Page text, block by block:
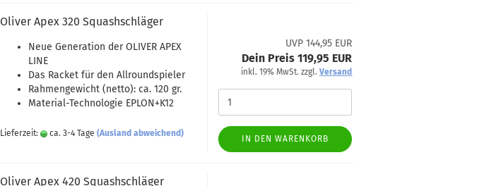
Oliver Apex 320 Squashschläger
Neue Generation der OLIVER APEX
LINE
Das Racket für den Allroundspieler
Rahmengewicht (netto): ca. 120 gr.
Material-Technologie EPLON+K12
Lieferzeit: ca. 3-4 Tage (Ausland abweichend)
UVP 144,95 EUR
Dein Preis 119,95 EUR
inkl. 19% MwSt. zzgl.Versand
IN DEN WARENKORB
Oliver Apex 420 Squashschläger